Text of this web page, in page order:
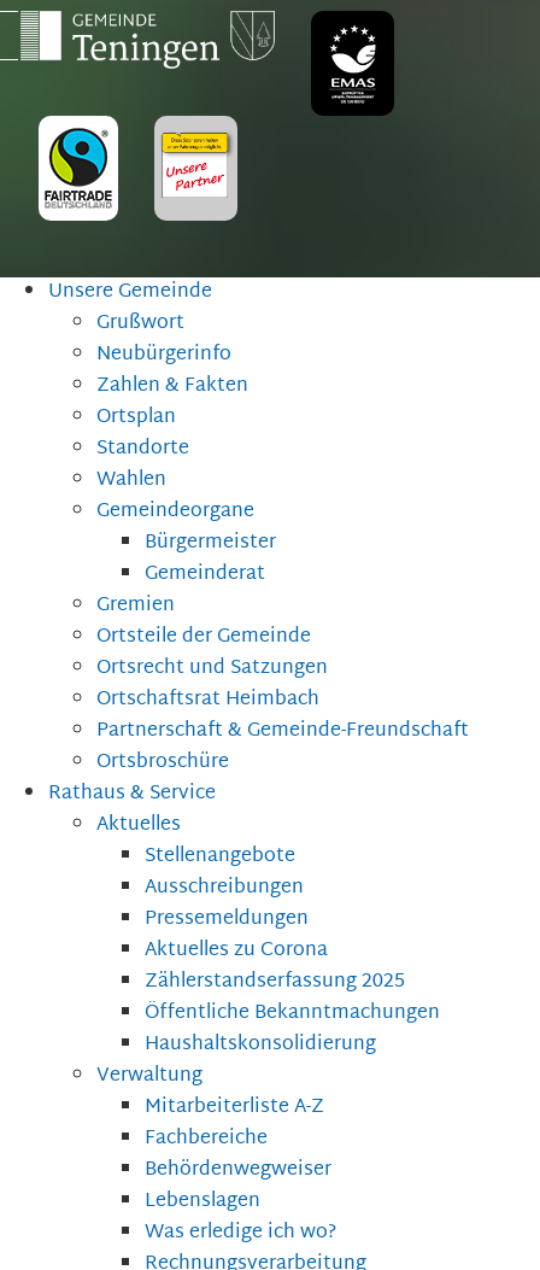
Unsere Gemeinde
Grußwort
Neubürgerinfo
Zahlen & Fakten
Ortsplan
Standorte
Wahlen
Gemeindeorgane
Bürgermeister
Gemeinderat
Gremien
Ortsteile der Gemeinde
Ortsrecht und Satzungen
Ortschaftsrat Heimbach
Partnerschaft & Gemeinde-Freundschaft
Ortsbroschüre
Rathaus & Service
Aktuelles
Stellenangebote
Ausschreibungen
Pressemeldungen
Aktuelles zu Corona
Zählerstandserfassung 2025
Öffentliche Bekanntmachungen
Haushaltskonsolidierung
Verwaltung
Mitarbeiterliste A-Z
Fachbereiche
Behördenwegweiser
Lebenslagen
Was erledige ich wo?